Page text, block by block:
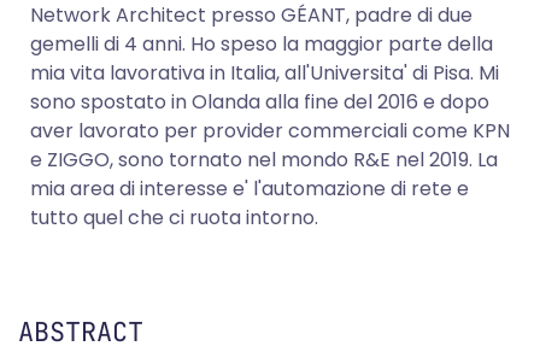
Network Architect presso GÉANT, padre di due
gemelli di 4 anni. Ho speso la maggior parte della
mia vita lavorativa in Italia, all'Universita' di Pisa. Mi
sono spostato in Olanda alla fine del 2016 e dopo
aver lavorato per provider commerciali come KPN
e ZIGGO, sono tornato nel mondo R&E nel 2019. La
mia area di interesse e' l'automazione di rete e
tutto quel che ci ruota intorno.
ABSTRACT